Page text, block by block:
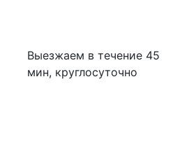
Выезжаем в течение 45
мин, круглосуточно